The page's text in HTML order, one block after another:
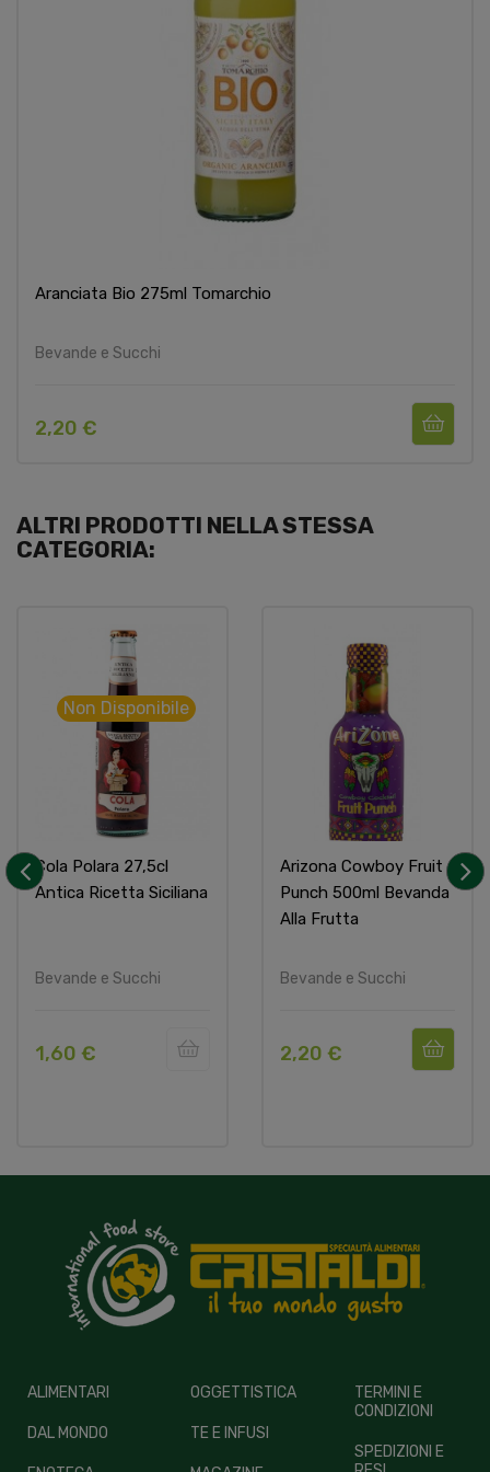
Aranciata Bio 275ml Tomarchio
Bevande e Succhi
2,20 €
ALTRI PRODOTTI NELLA STESSA
CATEGORIA:
Cola Polara 27,5cl
Antica Ricetta Siciliana
Bevande e Succhi
Non Disponibile
1,60 €
Arizona Cowboy Fruit
Punch 500ml Bevanda
Alla Frutta
Bevande e Succhi
2,20 €
ALIMENTARI
DAL MONDO
OGGETTISTICA
TE E INFUSI
TERMINI E
CONDIZIONI
SPEDIZIONI E